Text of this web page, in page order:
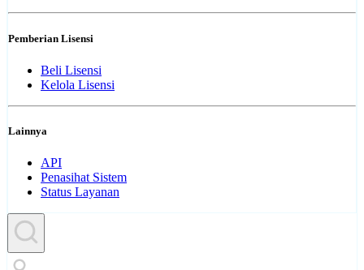
Pemberian Lisensi
Beli Lisensi
Kelola Lisensi
Lainnya
API
Penasihat Sistem
Status Layanan